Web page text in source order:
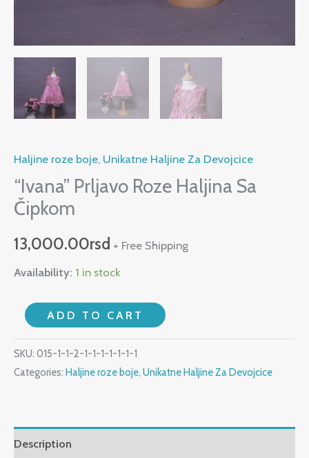
Haljine roze boje, Unikatne Haljine Za Devojcice
“Ivana” Prljavo Roze Haljina Sa
Čipkom
13,000.00rsd + Free Shipping
Availability: 1 in stock
ADD TO CART
SKU: 015-1-1-2-1-1-1-1-1-1-1
Categories: Haljine roze boje, Unikatne Haljine Za Devojcice
Description